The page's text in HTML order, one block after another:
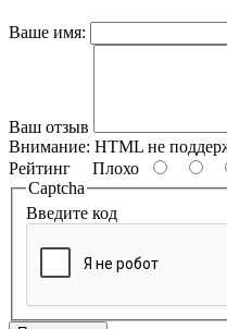
Ваше имя:
Ваш отзыв
Внимание: HTML не
Рейтинг Плохо
Captcha
Введите код